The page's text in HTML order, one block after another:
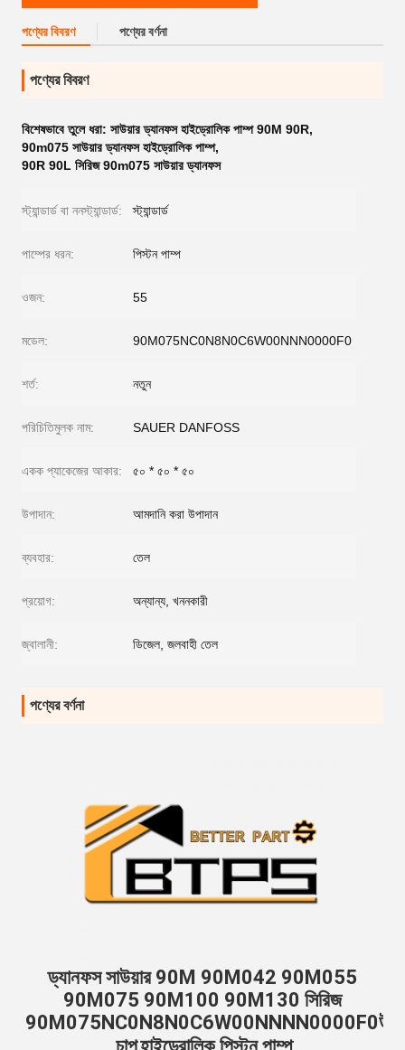
পণ্যের বিবরণ পণ্যের বর্ণনা
পণ্যের বিবরণ
বিশেষভাবে তুলে ধরা: সাউয়ার ড্যানফস হাইড্রোলিক পাম্প 90M 90R,
90m075 সাউয়ার ড্যানফস হাইড্রোলিক পাম্প,
90R 90L সিরিজ 90m075 সাউয়ার ড্যানফস
স্ট্যান্ডার্ড বা ননস্ট্যান্ডার্ড: স্ট্যান্ডার্ড
পাম্পের ধরন: পিস্টন পাম্প
ওজন: 55
মডেল: 90M075NC0N8N0C6W00NNN0000F0
শর্ত: নতুন
পরিচিতিমুলক নাম: SAUER DANFOSS
একক প্যাকেজের আকার: ৫০ * ৫০ * ৫০
উপাদান: আমদানি করা উপাদান
ব্যবহার: তেল
প্রয়োগ: অন্যান্য, খননকারী
জ্বালানী: ডিজেল, জলবাহী তেল
পণ্যের বর্ণনা
ড্যানফস সাউয়ার 90M 90M042 90M055
90M075 90M100 90M130 সিরিজ
90M075NC0N8N0C6W00NNNN0000F0উচ্চ